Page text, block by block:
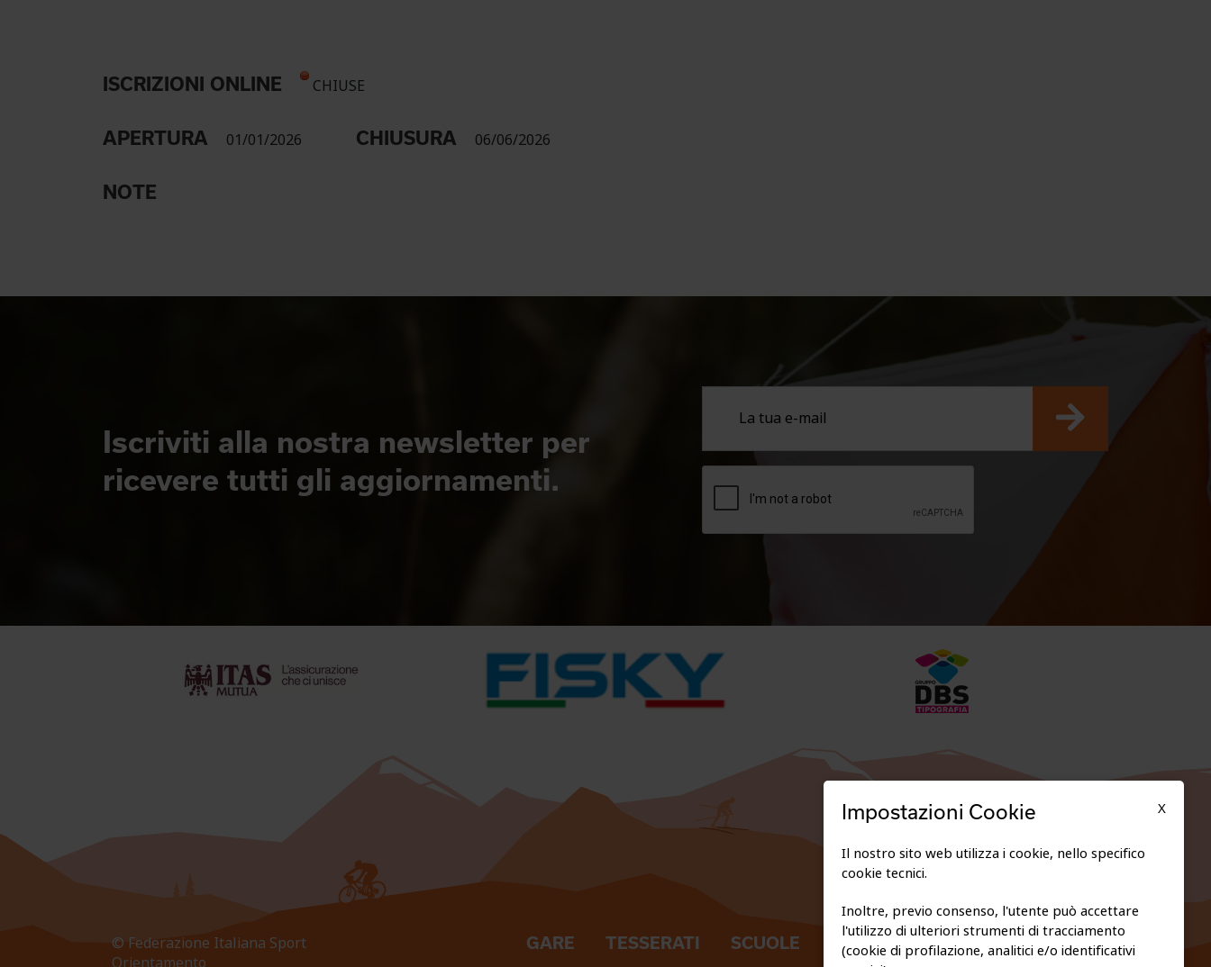
ISCRIZIONI ONLINE CHIUSE
APERTURA 01/01/2026 CHIUSURA 06/06/2026
NOTE
Iscriviti alla nostra newsletter per
ricevere tutti gli aggiornamenti.
© Federazione Italiana Sport
GARE TESSERATI SCUOLE
FEDERAZIONE TRASPARENTE
X
Impostazioni Cookie
Il nostro sito web utilizza i cookie, nello specifico
cookie tecnici.
Inoltre, previo consenso, l'utente può accettare
l'utilizzo di ulteriori strumenti di tracciamento
(cookie di profilazione, analitici e/o identificativi